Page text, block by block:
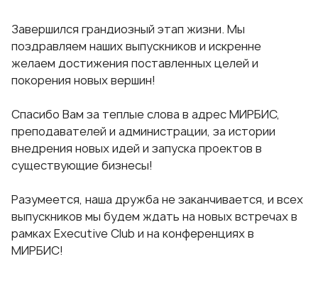
Завершился грандиозный этап жизни. Мы
поздравляем наших выпускников и искренне
желаем достижения поставленных целей и
покорения новых вершин!
Спасибо Вам за теплые слова в адрес МИРБИС,
преподавателей и администрации, за истории
внедрения новых идей и запуска проектов в
существующие бизнесы!
Разумеется, наша дружба не заканчивается, и всех
выпускников мы будем ждать на новых встречах в
рамках Executive Club и на конференциях в
МИРБИС!